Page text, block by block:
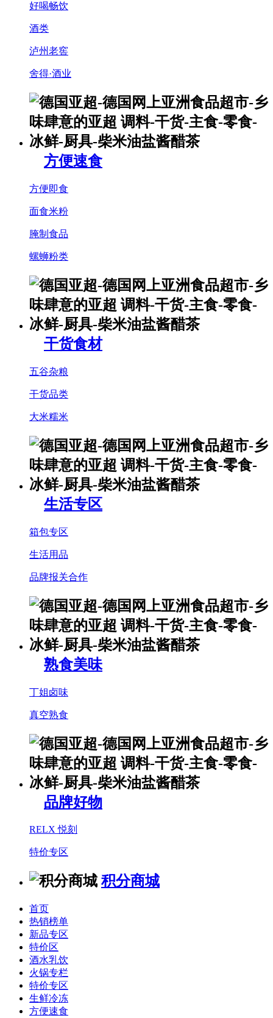
好喝畅饮
酒类
泸州老窖
舍得·酒业
方便速食
方便即食
面食米粉
腌制食品
螺蛳粉类
干货食材
五谷杂粮
干货品类
大米糯米
生活专区
箱包专区
生活用品
品牌报关合作
熟食美味
丁姐卤味
真空熟食
品牌好物
RELX 悦刻
特价专区
积分商城
首页
热销榜单
新品专区
特价区
酒水乳饮
火锅专栏
特价专区
生鲜冷冻
方便速食